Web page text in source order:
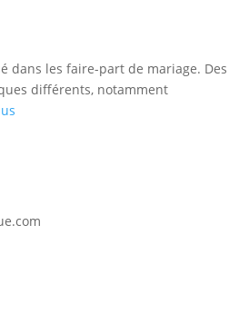
dans les faire-part de mariage. Des
différents, notamment